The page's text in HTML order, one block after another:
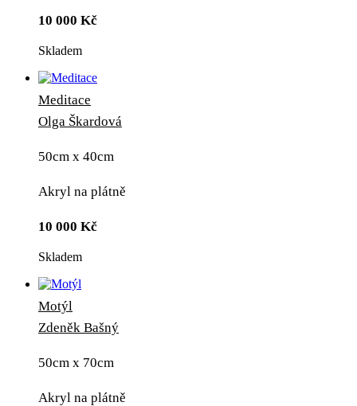
10 000 Kč
Skladem
Meditace
Olga Škardová
50cm x 40cm
Akryl na plátně
10 000 Kč
Skladem
Motýl
Zdeněk Bašný
50cm x 70cm
Akryl na plátně